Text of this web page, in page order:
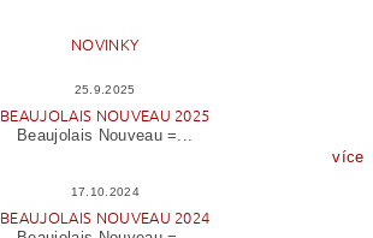
NOVINKY
25.9.2025
BEAUJOLAIS NOUVEAU 2025
Beaujolais Nouveau =...
více
17.10.2024
BEAUJOLAIS NOUVEAU 2024